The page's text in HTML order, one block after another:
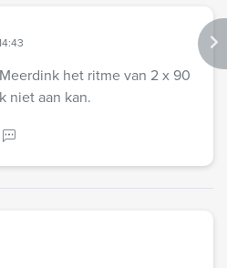
het ritme van 2 x 90
niet aan kan.